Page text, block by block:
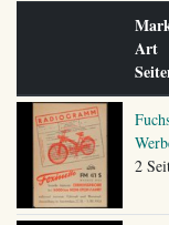
Art
2